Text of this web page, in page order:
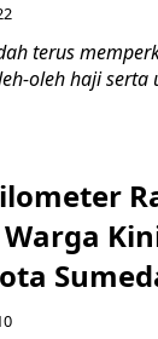
terus
oleh haji
Warga